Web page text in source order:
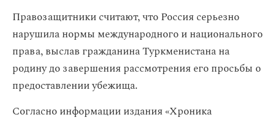
Правозащитники считают, что Россия серьезно
нарушила нормы международного и национального
права, выслав гражданина Туркменистана на
родину до завершения рассмотрения его просьбы о
предоставлении убежища.
Согласно информации издания «Хроника